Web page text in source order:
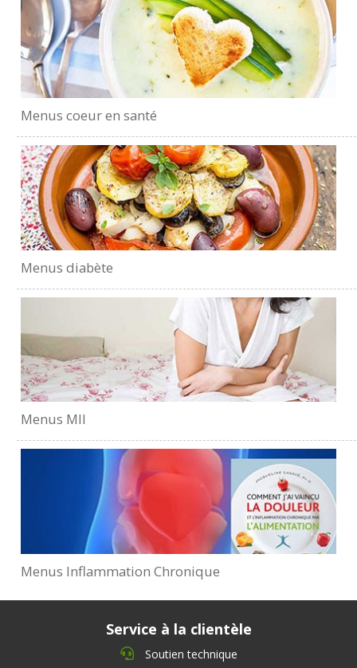
Menus coeur en santé
Menus diabète
Menus MII
Menus Inflammation Chronique
Service à la clientèle
Soutien technique